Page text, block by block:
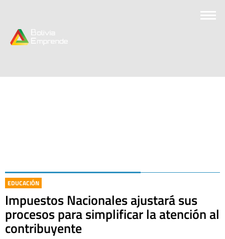
EDUCACIÓN
Impuestos Nacionales ajustará sus
procesos para simplificar la atención al
contribuyente